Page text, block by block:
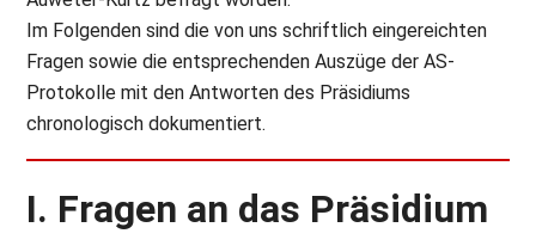
Im Folgenden sind die von uns schriftlich eingereichten
Fragen sowie die entsprechenden Auszüge der AS-
Protokolle mit den Antworten des Präsidiums
chronologisch dokumentiert.
I. Fragen an das Präsidium